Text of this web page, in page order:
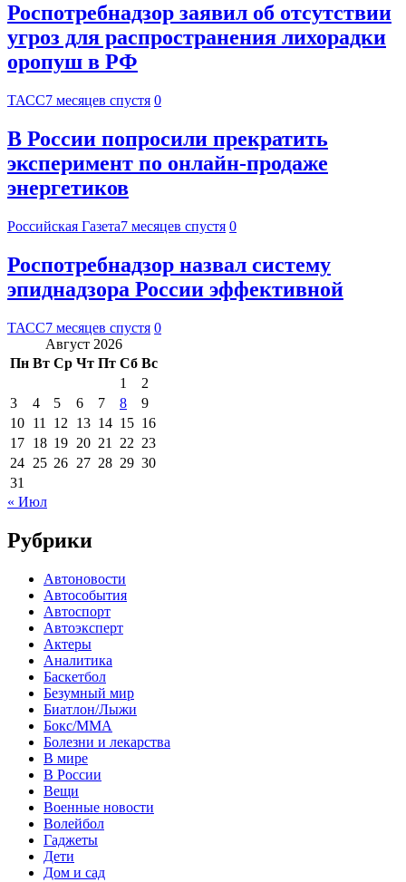
Роспотребнадзор заявил об отсутствии
угроз для распространения лихорадки
оропуш в РФ
ТАСС7 месяцев спустя 0
В России попросили прекратить
эксперимент по онлайн-продаже
энергетиков
Российская Газета7 месяцев спустя 0
Роспотребнадзор назвал систему
эпиднадзора России эффективной
ТАСС7 месяцев спустя 0
Август 2026
Пн Вт Ср Чт Пт Сб Вс
1
2
3
4 5 6 7 8
9
10 11 12 13 14 15 16
17 18 19 20 21 22 23
24 25 26 27 28 29 30
31
« Июл
Рубрики
Автоновости
Автособытия
Автоспорт
Автоэксперт
Актеры
Аналитика
Баскетбол
Безумный мир
Биатлон/Лыжи
Бокс/MMA
Болезни и лекарства
В мире
В России
Вещи
Военные новости
Волейбол
Гаджеты
Дети
Дом и сад